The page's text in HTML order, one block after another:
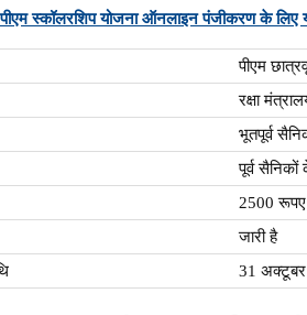
स्कॉलरशिप योजना ऑनलाइन पंजीकरण के लिए
पीएम
रक्षा
भूतपूर्व
पूर्व
2500
जारी है
31